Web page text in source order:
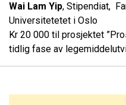
Wai Lam Yip, Stipendiat,
Universitetetet i Oslo
Kr 20 000 til prosjektet
tidlig fase av